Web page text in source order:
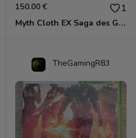
150.00 € 1
Myth Cloth EX Saga des Gémeaux
TheGamingR83